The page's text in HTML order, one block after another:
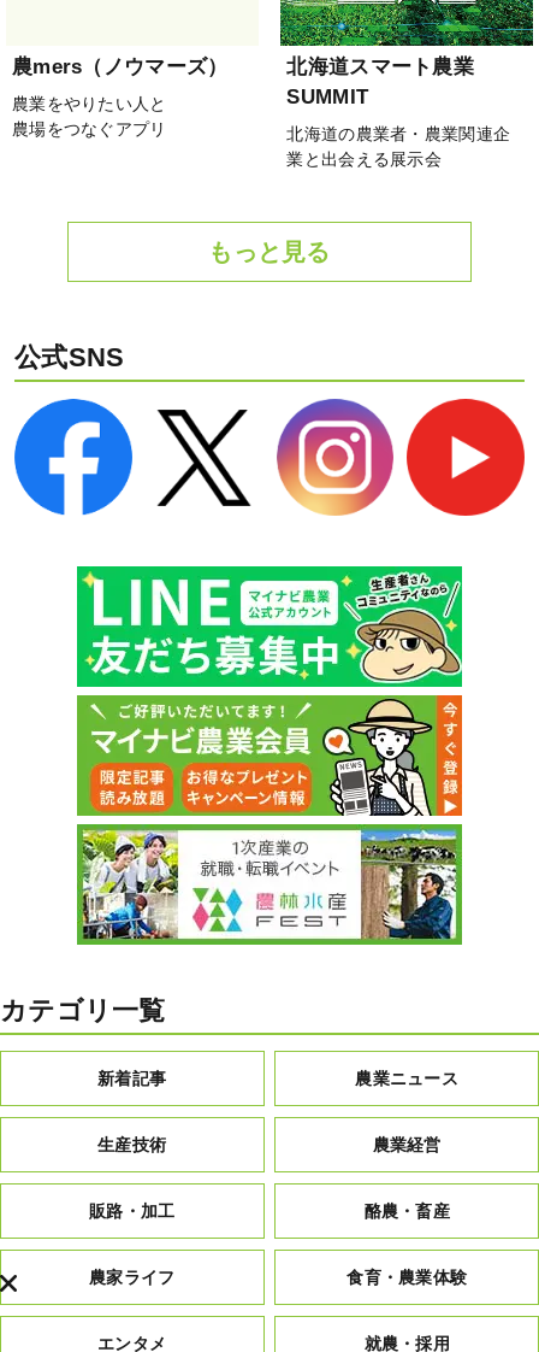
農mers（ノウマーズ）
農業をやりたい人と
農場をつなぐアプリ
北海道スマート農業
SUMMIT
北海道の農業者・農業関連企
業と出会える展示会
もっと見る
公式SNS
カテゴリ一覧
新着記事 農業ニュース
生産技術 農業経営
販路・加工 酪農・畜産
農家ライフ 食育・農業体験
エンタメ 就農・採用